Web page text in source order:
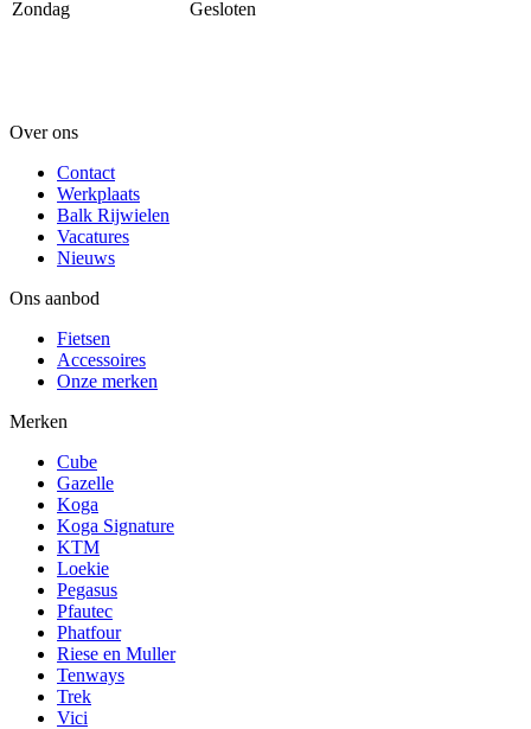
Zondag
Gesloten
Over ons
Contact
Werkplaats
Balk Rijwielen
Vacatures
Nieuws
Ons aanbod
Fietsen
Accessoires
Onze merken
Merken
Cube
Gazelle
Koga
Koga Signature
KTM
Loekie
Pegasus
Pfautec
Phatfour
Riese en Muller
Tenways
Trek
Vici